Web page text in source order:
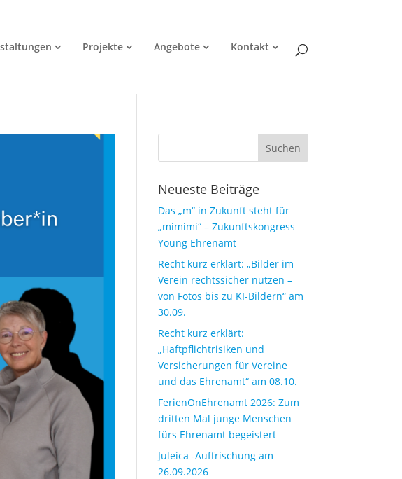
Projekte Angebote Kontakt
Neueste Beiträge
Das „m“ in Zukunft steht für
„mimimi“ – Zukunftskongress
Young Ehrenamt
Recht kurz erklärt: „Bilder im
Verein rechtssicher nutzen –
von Fotos bis zu KI-Bildern“ am
30.09.
Recht kurz erklärt:
„Haftpflichtrisiken und
Versicherungen für Vereine
und das Ehrenamt“ am 08.10.
FerienOnEhrenamt 2026: Zum
dritten Mal junge Menschen
fürs Ehrenamt begeistert
Juleica -Auffrischung am
26.09.2026